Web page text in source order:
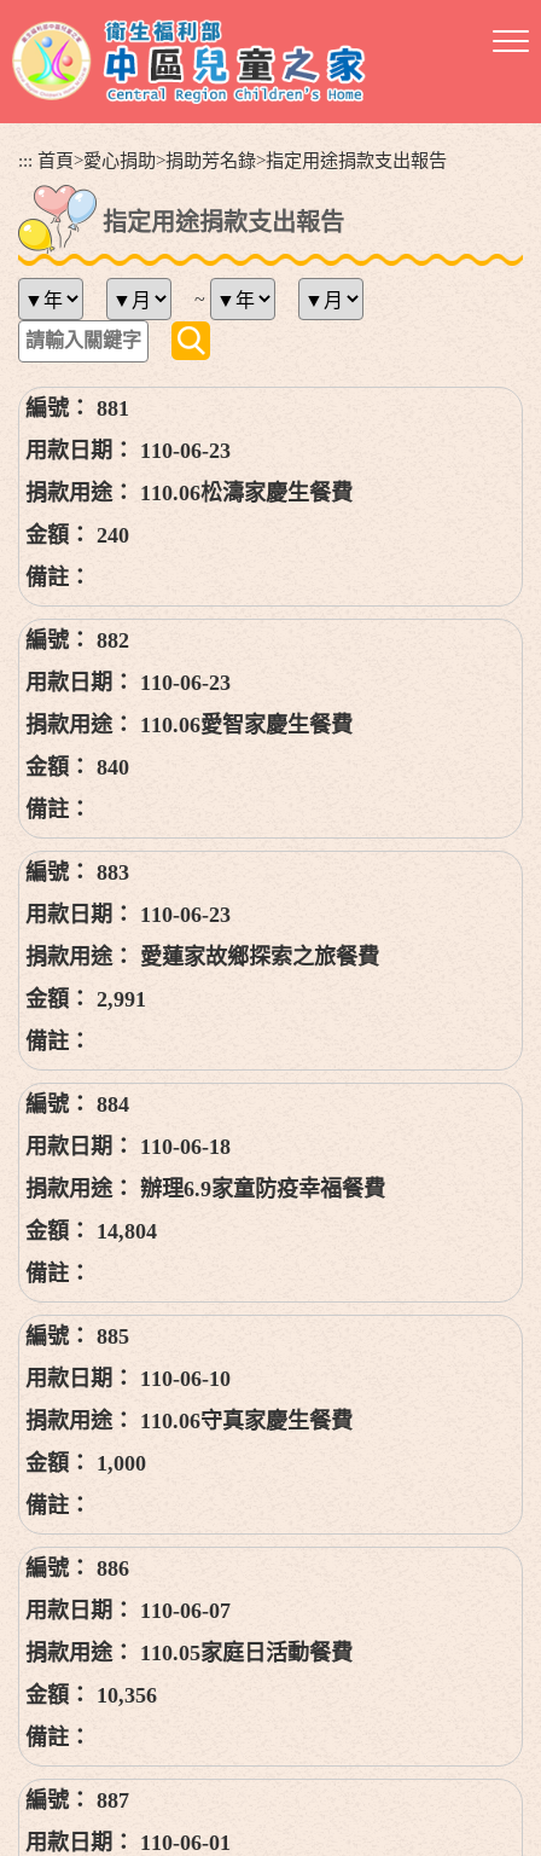
到
主
::: 首頁>愛心捐助>捐助芳名錄>指定用途捐款支出報告
指定用途捐款支出報告
~
881
110-06-23
110.06松濤家慶生餐費
240
882
110-06-23
110.06愛智家慶生餐費
840
883
110-06-23
愛蓮家故鄉探索之旅餐費
2,991
884
110-06-18
辦理6.9家童防疫幸福餐費
14,804
885
110-06-10
110.06守真家慶生餐費
1,000
886
110-06-07
110.05家庭日活動餐費
10,356
887
110-06-01